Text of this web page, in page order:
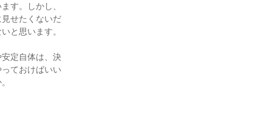
す。しかし、
せたくないだ
と思います。
定自体は、決
ておけばいい